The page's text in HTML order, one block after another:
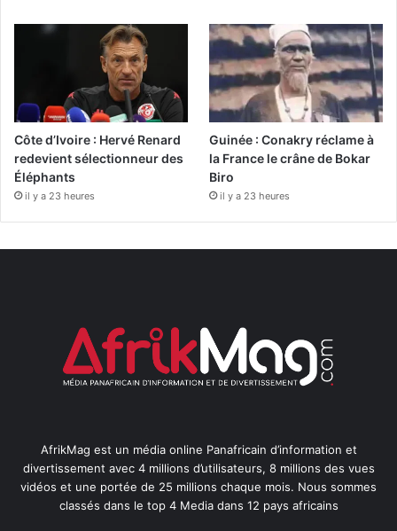
Côte d’Ivoire : Hervé Renard
redevient sélectionneur des
Éléphants
il y a 23 heures
Guinée : Conakry réclame à
la France le crâne de Bokar
Biro
il y a 23 heures
AfrikMag est un média online Panafricain d’information et
divertissement avec 4 millions d’utilisateurs, 8 millions des vues
vidéos et une portée de 25 millions chaque mois. Nous sommes
classés dans le top 4 Media dans 12 pays africains